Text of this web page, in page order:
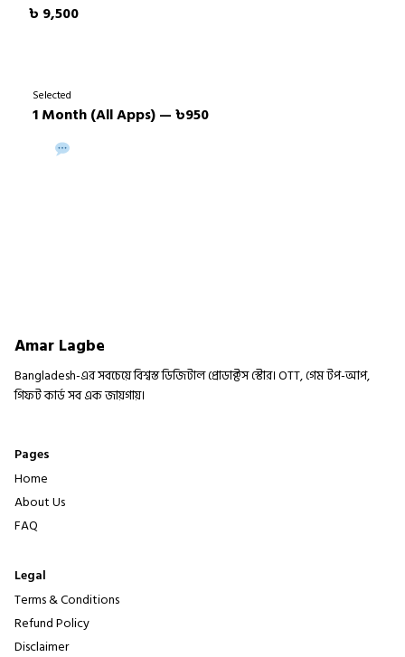
৳ 9,500
Selected
1 Month (All Apps) — ৳950
Amar Lagbe
Bangladesh-এর সবচেয়ে বিশ্বস্ত ডিজিটাল প্রোডাক্টস স্টোর। OTT, গেম টপ-আপ,
গিফট কার্ড সব এক জায়গায়।
Pages
Home
About Us
FAQ
Legal
Terms & Conditions
Refund Policy
Disclaimer